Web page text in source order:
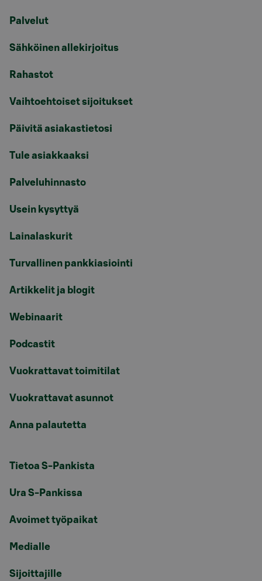
Palvelut
Sähköinen allekirjoitus
Rahastot
Vaihtoehtoiset sijoitukset
Päivitä asiakastietosi
Tule asiakkaaksi
Palveluhinnasto
Usein kysyttyä
Lainalaskurit
Turvallinen pankkiasiointi
Artikkelit ja blogit
Webinaarit
Podcastit
Vuokrattavat toimitilat
Vuokrattavat asunnot
Anna palautetta
Tietoa S-Pankista
Ura S-Pankissa
Avoimet työpaikat
Medialle
Sijoittajille